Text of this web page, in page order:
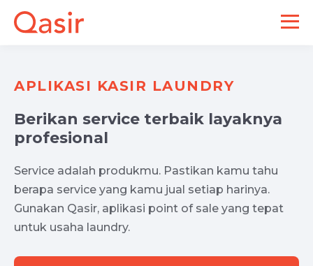
APLIKASI KASIR LAUNDRY
Berikan service terbaik layaknya
profesional
Service adalah produkmu. Pastikan kamu tahu
berapa service yang kamu jual setiap harinya.
Gunakan Qasir, aplikasi point of sale yang tepat
untuk usaha laundry.